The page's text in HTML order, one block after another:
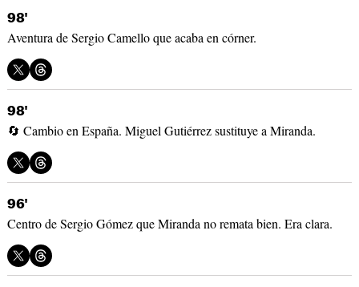
98'
Aventura de Sergio Camello que acaba en córner.
98'
🔄 Cambio en España. Miguel Gutiérrez sustituye a Miranda.
96'
Centro de Sergio Gómez que Miranda no remata bien. Era clara.